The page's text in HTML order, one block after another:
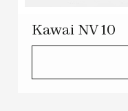
Kawai NV 10